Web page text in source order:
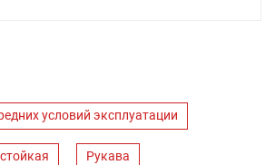
условий эксплуатации
Рукава